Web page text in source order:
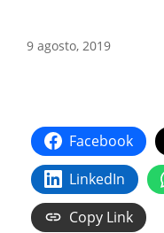
9 agosto, 2019
Facebook
LinkedIn
Copy Link